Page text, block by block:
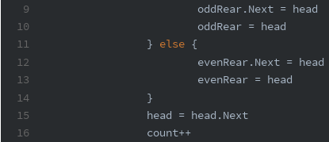
9
10
11
12
13
14
15
16
			oddRear.Next = head
			oddRear = head
		}
else {
			evenRear.Next = head
			evenRear = head
		}
		head = head.Next
		count++